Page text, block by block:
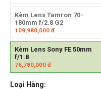
Kèm Lens Tamron 70-
180mm f/2.8 G2
109,980,000 đ
Kèm Lens Sony FE 50mm
f/1.8
76,780,000 đ
Loại Hàng: